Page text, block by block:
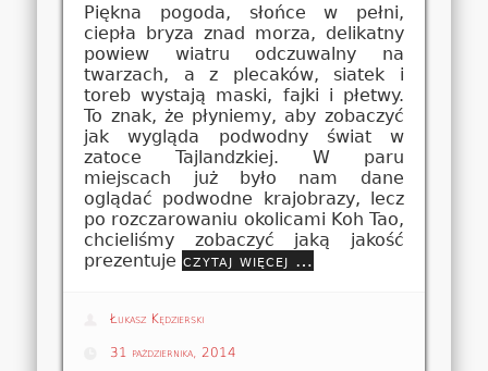
Piękna pogoda, słońce w pełni,
ciepła bryza znad morza, delikatny
powiew wiatru odczuwalny na
twarzach, a z plecaków, siatek i
toreb wystają maski, fajki i płetwy.
To znak, że płyniemy, aby zobaczyć
jak wygląda podwodny świat w
zatoce Tajlandzkiej. W paru
miejscach już było nam dane
oglądać podwodne krajobrazy, lecz
po rozczarowaniu okolicami Koh Tao,
chcieliśmy zobaczyć jaką jakość
prezentuje czytaj więcej …
Łukasz Kędzierski
31 października, 2014